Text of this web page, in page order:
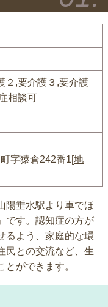
２,要介護３,要介護
相談可
字猿倉242番1[地
陽垂水駅より車でほ
です。認知症の方が
るよう、家庭的な環
民との交流など、生
ができます。